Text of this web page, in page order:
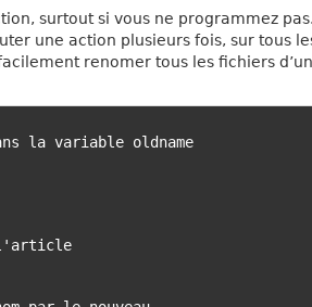
surtout si vous ne programmez pas.
une action plusieurs fois, sur tous
renomer tous les fichiers d’un
la variable oldname